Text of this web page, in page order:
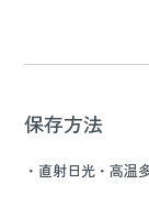
保存方法
・直射日光・高温